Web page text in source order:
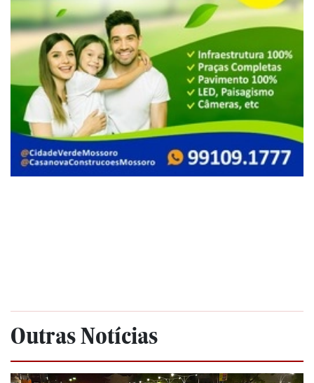
Outras Notícias